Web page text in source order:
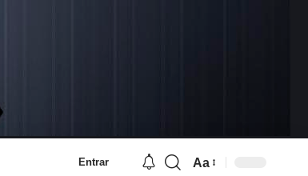
Entrar Aa